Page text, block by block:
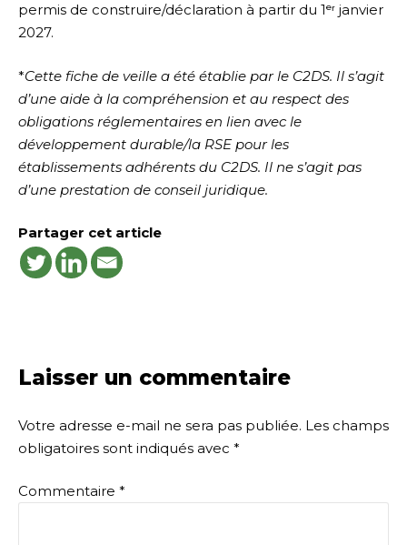
permis de construire/déclaration à partir du 1ᵉʳ janvier
2027.
*Cette fiche de veille a été établie par le C2DS. Il s’agit
d’une aide à la compréhension et au respect des
obligations réglementaires en lien avec le
développement durable/la RSE pour les
établissements adhérents du C2DS. Il ne s’agit pas
d’une prestation de conseil juridique.
Partager cet article
Laisser un commentaire
Votre adresse e-mail ne sera pas publiée. Les champs
obligatoires sont indiqués avec *
Commentaire *